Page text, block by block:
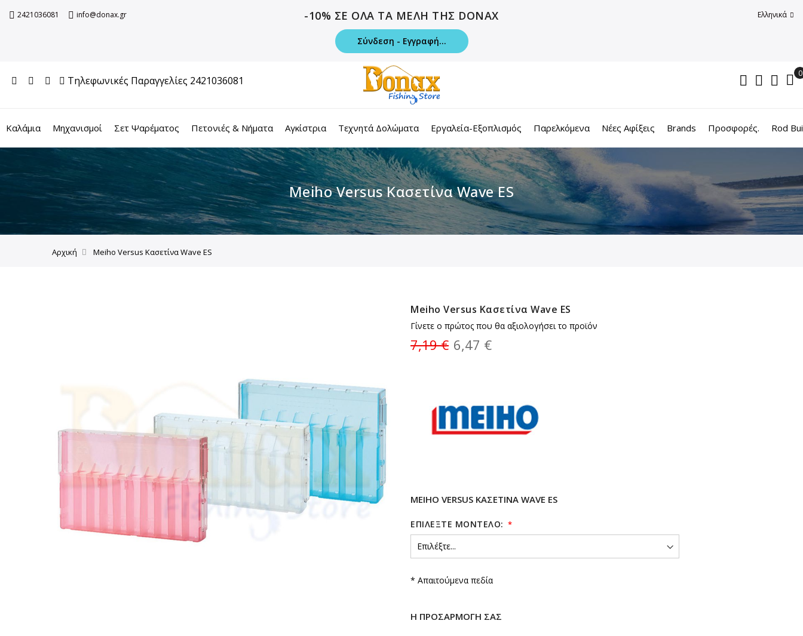
2421036081 info@donax.gr -10% ΣΕ ΟΛΑ ΤΑ ΜΕΛΗ ΤΗΣ DONAX
Σύνδεση - Εγγραφή...
Ελληνικά
Τηλεφωνικές Παραγγελίες 2421036081
Καλάμια Μηχανισμοί Σετ Ψαρέματος Πετονιές & Νήματα Αγκίστρια Τεχνητά Δολώματα Εργαλεία-Εξοπλισμός Παρελκόμενα Νέες Αφίξεις Brands Προσφορές. Rod
Meiho Versus Κασετίνα Wave ES
Αρχική Meiho Versus Κασετίνα Wave ES
Meiho Versus Κασετίνα Wave ES
Γίνετε ο πρώτος που θα αξιολογήσει το προϊόν
6,47 €
7,19 €
MEIHO VERSUS ΚΑΣΕΤΊΝΑ WAVE ES
ΕΠΙΛΕΞΤΕ ΜΟΝΤΕΛΟ:
* Απαιτούμενα πεδία
Η ΠΡΟΣΑΡΜΟΓΉ ΣΑΣ